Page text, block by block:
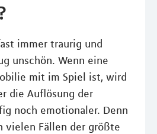
immer traurig und
unschön. Wenn eine
mit im Spiel ist, wird
die Auflösung der
noch emotionaler. Denn
vielen Fällen der größte